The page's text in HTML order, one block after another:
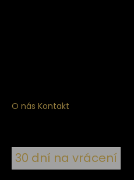
O nás Kontakt
30 dní na vrácení